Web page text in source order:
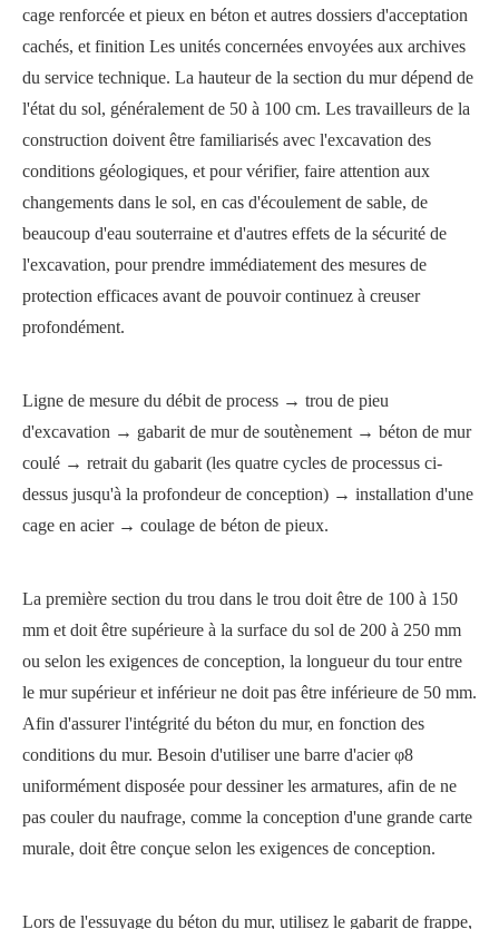
cage renforcée et pieux en béton et autres dossiers d'acceptation
cachés, et finition Les unités concernées envoyées aux archives
du service technique. La hauteur de la section du mur dépend de
l'état du sol, généralement de 50 à 100 cm. Les travailleurs de la
construction doivent être familiarisés avec l'excavation des
conditions géologiques, et pour vérifier, faire attention aux
changements dans le sol, en cas d'écoulement de sable, de
beaucoup d'eau souterraine et d'autres effets de la sécurité de
l'excavation, pour prendre immédiatement des mesures de
protection efficaces avant de pouvoir continuez à creuser
profondément.
Ligne de mesure du débit de process → trou de pieu
d'excavation → gabarit de mur de soutènement → béton de mur
coulé → retrait du gabarit (les quatre cycles de processus ci-
dessus jusqu'à la profondeur de conception) → installation d'une
cage en acier → coulage de béton de pieux.
La première section du trou dans le trou doit être de 100 à 150
mm et doit être supérieure à la surface du sol de 200 à 250 mm
ou selon les exigences de conception, la longueur du tour entre
le mur supérieur et inférieur ne doit pas être inférieure de 50 mm.
Afin d'assurer l'intégrité du béton du mur, en fonction des
conditions du mur. Besoin d'utiliser une barre d'acier φ8
uniformément disposée pour dessiner les armatures, afin de ne
pas couler du naufrage, comme la conception d'une grande carte
murale, doit être conçue selon les exigences de conception.
Lors de l'essuyage du béton du mur, utilisez le gabarit de frappe,